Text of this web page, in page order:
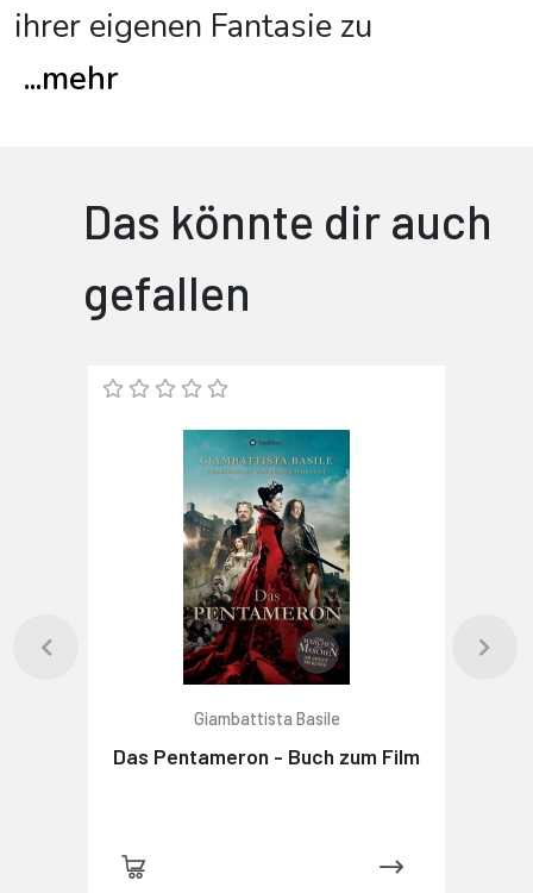
ihrer eigenen Fantasie zu
...mehr
Das könnte dir auch
gefallen
Giambattista Basile
Das Pentameron - Buch zum Film